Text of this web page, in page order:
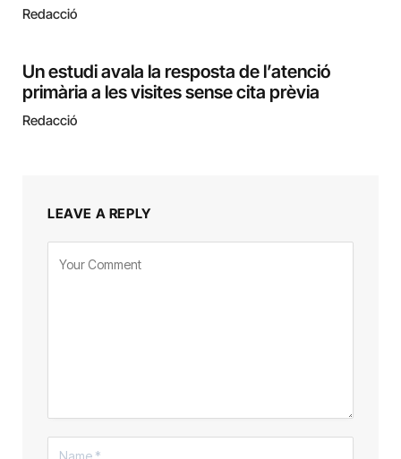
Redacció
Un estudi avala la resposta de l’atenció
primària a les visites sense cita prèvia
Redacció
LEAVE A REPLY